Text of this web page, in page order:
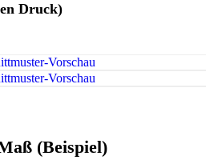
Druck)
(Beispiel)